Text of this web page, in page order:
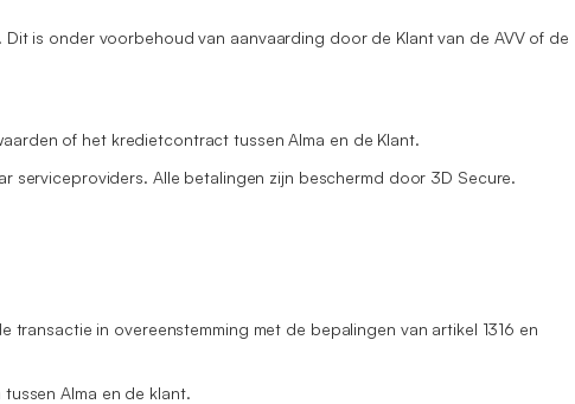
is onder voorbehoud van aanvaarding door de Klant van de AVV of de
of het kredietcontract tussen Alma en de Klant.
serviceproviders. Alle betalingen zijn beschermd door 3D Secure.
in overeenstemming met de bepalingen van artikel 1316 en
Alma en de klant.